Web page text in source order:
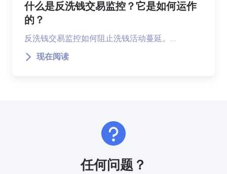
什么是反洗钱交易监控？它是如何运作
的？
反洗钱交易监控如何阻止洗钱活动蔓延。…
现在阅读
任何问题？